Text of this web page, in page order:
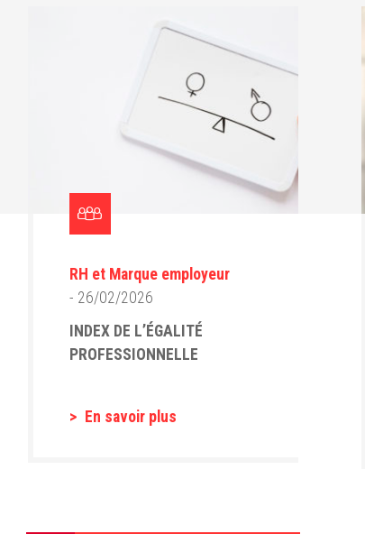
RH et Marque employeur
- 26/02/2026
INDEX DE L’ÉGALITÉ
PROFESSIONNELLE
En savoir plus